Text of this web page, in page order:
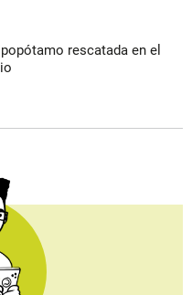
rescatada en el